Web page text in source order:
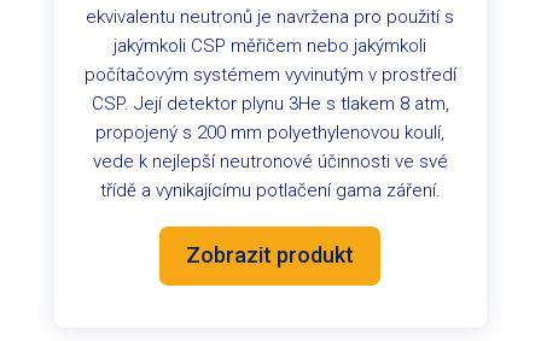
ekvivalentu neutronů je navržena pro použití s
jakýmkoli CSP měřičem nebo jakýmkoli
počítačovým systémem vyvinutým v prostředí
CSP. Její detektor plynu 3He s tlakem 8 atm,
propojený s 200 mm polyethylenovou koulí,
vede k nejlepší neutronové účinnosti ve své
třídě a vynikajícímu potlačení gama záření.
Zobrazit produkt